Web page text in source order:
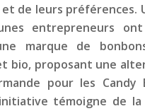
de leurs préférences.
entrepreneurs
marque de
bio, proposant une
pour les Candy
témoigne de